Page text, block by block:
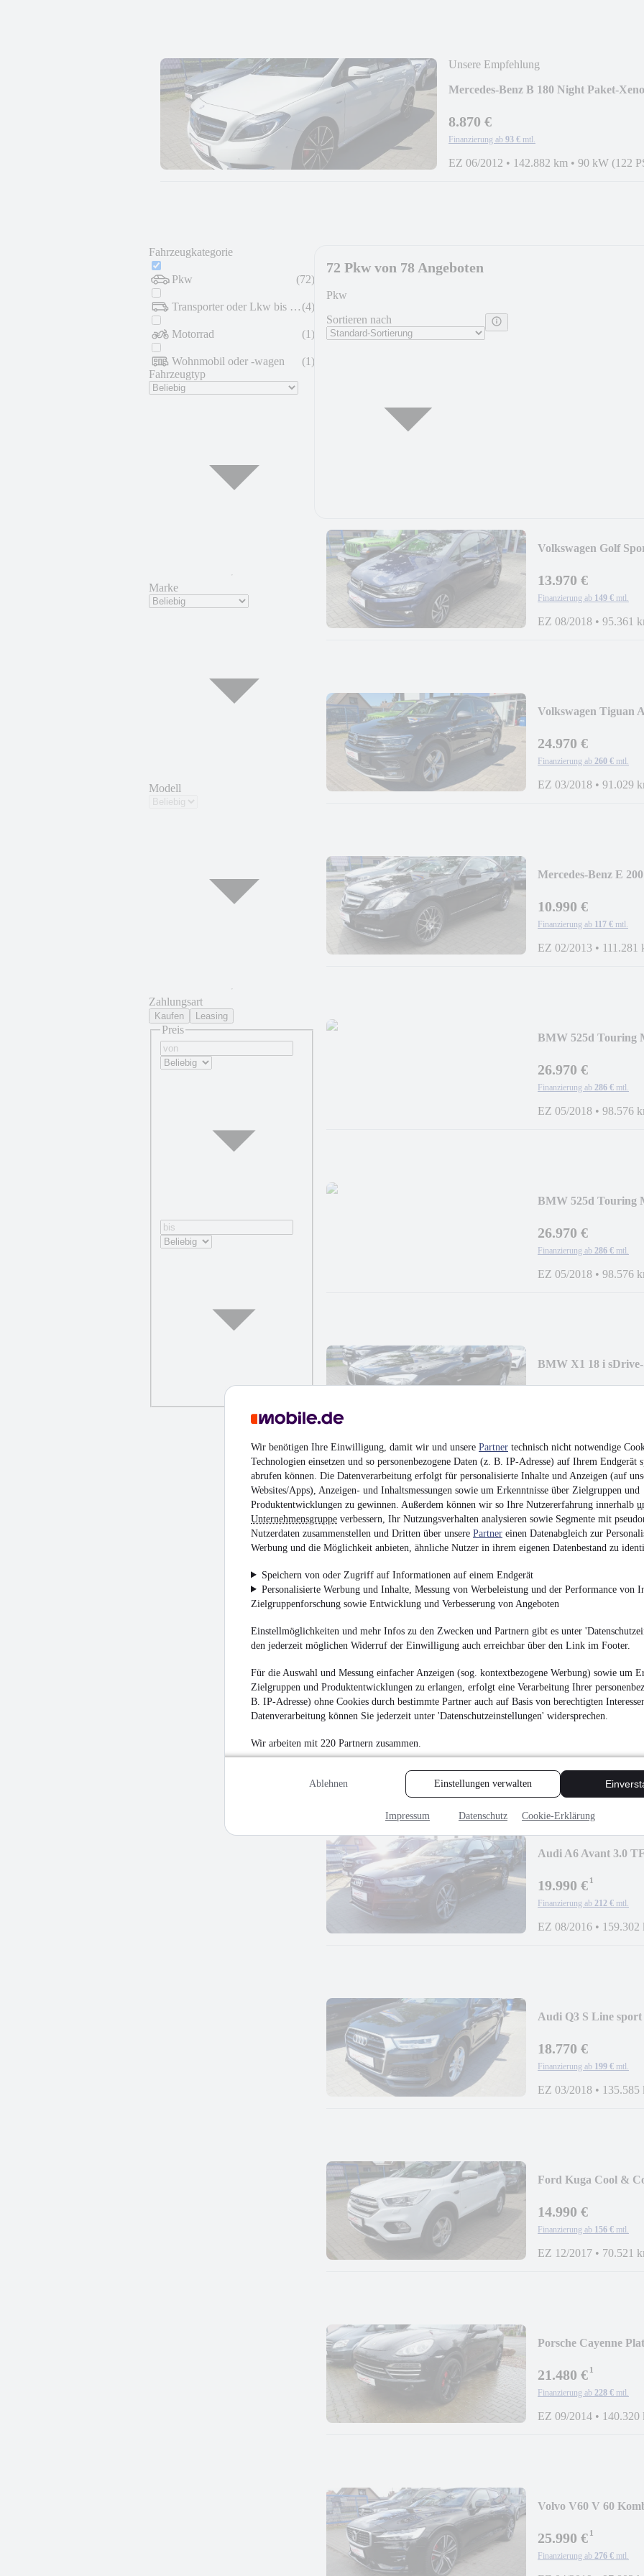
Wir benötigen Ihre Einwilligung, damit wir und unsere Partner technisch nicht notwendige
Technologien einsetzen und so personenbezogene Daten (z. B. IP-Adresse) auf Ihrem Endgerät
abrufen können. Die Datenverarbeitung erfolgt für personalisierte Inhalte und Anzeigen (auf
Websites/Apps), Anzeigen- und Inhaltsmessungen sowie um Erkenntnisse über Zielgruppen und
Produktentwicklungen zu gewinnen. Außerdem können wir so Ihre Nutzererfahrung innerhalb
Unternehmensgruppe verbessern, Ihr Nutzungsverhalten analysieren sowie Segmente mit
Nutzerdaten zusammenstellen und Dritten über unsere Partner einen Datenabgleich zur
Werbung und die Möglichkeit anbieten, ähnliche Nutzer in ihrem eigenen Datenbestand zu
Speichern von oder Zugriff auf Informationen auf einem Endgerät
Personalisierte Werbung und Inhalte, Messung von Werbeleistung und der Performance von
Zielgruppenforschung sowie Entwicklung und Verbesserung von Angeboten
Einstellmöglichkeiten und mehr Infos zu den Zwecken und Partnern gibt es unter
den jederzeit möglichen Widerruf der Einwilligung auch erreichbar über den Link im Footer.
Für die Auswahl und Messung einfacher Anzeigen (sog. kontextbezogene Werbung) sowie um
Zielgruppen und Produktentwicklungen zu erlangen, erfolgt eine Verarbeitung Ihrer
B. IP-Adresse) ohne Cookies durch bestimmte Partner auch auf Basis von berechtigten
Datenverarbeitung können Sie jederzeit unter 'Datenschutzeinstellungen' widersprechen.
Wir arbeiten mit 220 Partnern zusammen.
Ablehnen Einstellungen verwalten
Impressum Datenschutz Cookie-Erklärung
Unsere Empfehlung
Mercedes-Benz B 180 Night Paket-
8.870 €
Finanzierung ab 93 € mtl.
EZ 06/2012 • 142.882 km • 90 kW (122
Fahrzeugkategorie
Pkw (72)
Transporter oder Lkw bis 7,5 t (4)
Motorrad (1)
Wohnmobil oder -wagen (1)
Fahrzeugtyp
Marke
Modell
Zahlungsart
Kaufen Leasing
Preis
72 Pkw von 78 Angeboten
Pkw
Sortieren nach
Volkswagen Golf
13.970 €
Finanzierung ab 149 € mtl.
EZ 08/2018 • 95.361
Volkswagen Tiguan
24.970 €
Finanzierung ab 260 € mtl.
EZ 03/2018 • 91.029
Mercedes-Benz E
10.990 €
Finanzierung ab 117 € mtl.
EZ 02/2013 • 111.281
BMW 525d Touring
26.970 €
Finanzierung ab 286 € mtl.
EZ 05/2018 • 98.576
BMW 525d Touring
26.970 €
Finanzierung ab 286 € mtl.
EZ 05/2018 • 98.576
BMW X1 18 i
Mercedes-Benz C
EZ 05/2020
Audi Q2 S-tronic
17.990 €
Audi A6 Avant 3.0
19.990 €¹
Finanzierung ab 212 € mtl.
EZ 08/2016 • 159.302
Audi Q3 S Line
18.770 €
Finanzierung ab 199 € mtl.
EZ 03/2018 • 135.585
Ford Kuga Cool &
14.990 €
Finanzierung ab 156 € mtl.
EZ 12/2017 • 70.521
Porsche Cayenne
21.480 €¹
Finanzierung ab 228 € mtl.
EZ 09/2014 • 140.320
Volvo V60 V 60
25.990 €¹
Finanzierung ab 276 € mtl.